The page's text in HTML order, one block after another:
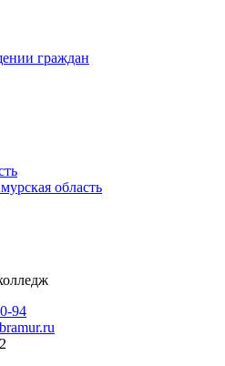
граждан
область
94